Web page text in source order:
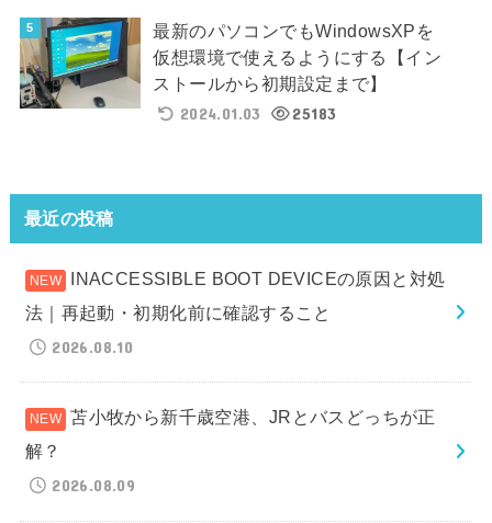
最新のパソコンでもWindowsXPを
仮想環境で使えるようにする【イン
ストールから初期設定まで】
2024.01.03
25183
最近の投稿
INACCESSIBLE BOOT DEVICEの原因と対処
法｜再起動・初期化前に確認すること
2026.08.10
苫小牧から新千歳空港、JRとバスどっちが正
解？
2026.08.09